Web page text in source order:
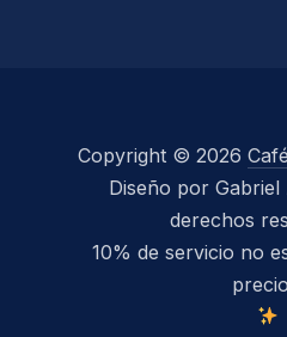
Copyright © 2026
Diseño por
derechos
10% de servicio no